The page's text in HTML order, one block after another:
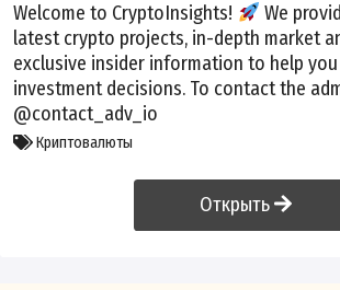
Welcome to CryptoInsights!
We
latest crypto projects, in-depth market
exclusive insider information to help
investment decisions. To contact the
@contact_adv_io
Криптовалюты
Открыть